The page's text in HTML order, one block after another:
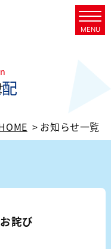
MENU
お知らせ一覧
詫び